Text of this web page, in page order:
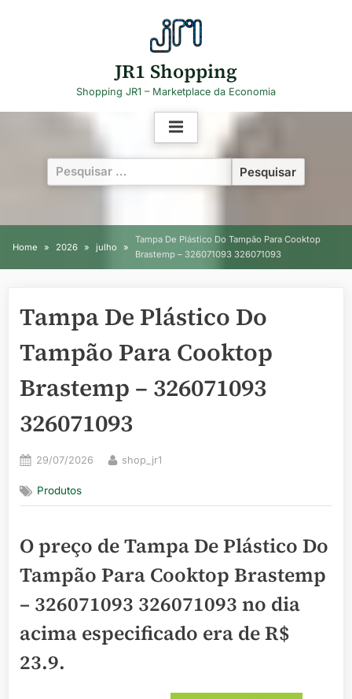
JR1 Shopping
Shopping JR1 – Marketplace da Economia
Pesquisar
por:
Home 2026 julho
Tampa De Plástico Do Tampão Para Cooktop
Brastemp – 326071093 326071093
Tampa De Plástico Do
Tampão Para Cooktop
Brastemp – 326071093
326071093
Posted
29/07/2026 By
shop_jr1
Produtos
O preço de Tampa De Plástico Do
Tampão Para Cooktop Brastemp
– 326071093 326071093 no dia
acima especificado era deR$
23.9.